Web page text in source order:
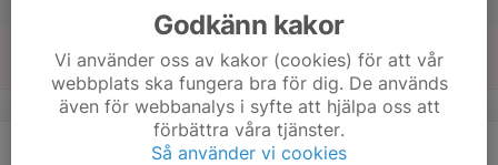
v.51
Godkänn kakor
Vi använder oss av kakor (cookies) för att vår
webbplats ska fungera bra för dig. De används
även för webbanalys i syfte att hjälpa oss att
förbättra våra tjänster.
Så använder vi cookies